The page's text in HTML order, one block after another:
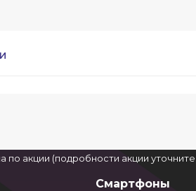
по акции (подробности акции
Смартфоны